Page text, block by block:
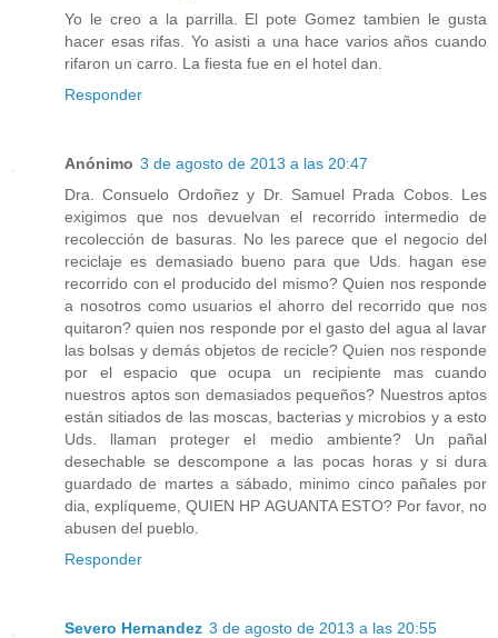
Yo le creo a la parrilla. El pote Gomez tambien le gusta
hacer esas rifas. Yo asisti a una hace varios años cuando
rifaron un carro. La fiesta fue en el hotel dan.
Responder
Anónimo 3 de agosto de 2013 a las 20:47
Dra. Consuelo Ordoñez y Dr. Samuel Prada Cobos. Les
exigimos que nos devuelvan el recorrido intermedio de
recolección de basuras. No les parece que el negocio del
reciclaje es demasiado bueno para que Uds. hagan ese
recorrido con el producido del mismo? Quien nos responde
a nosotros como usuarios el ahorro del recorrido que nos
quitaron? quien nos responde por el gasto del agua al lavar
las bolsas y demás objetos de recicle? Quien nos responde
por el espacio que ocupa un recipiente mas cuando
nuestros aptos son demasiados pequeños? Nuestros aptos
están sitiados de las moscas, bacterias y microbios y a esto
Uds. llaman proteger el medio ambiente? Un pañal
desechable se descompone a las pocas horas y si dura
guardado de martes a sábado, minimo cinco pañales por
dia, explíqueme, QUIEN HP AGUANTA ESTO? Por favor, no
abusen del pueblo.
Responder
Severo Hernandez 3 de agosto de 2013 a las 20:55